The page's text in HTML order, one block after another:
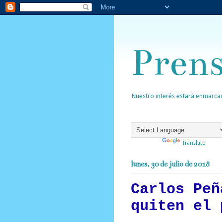
Nuestro interés estará
Translate
lunes, 30 de julio de 2018
Carlos
quiten el